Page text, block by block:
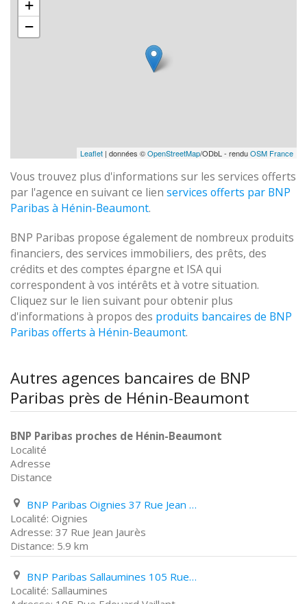
+
−
Leaflet | données ©OpenStreetMap/ODbL - renduOSM France
Vous trouvez plus d'informations sur les services offerts
par l'agence en suivant ce lien services offerts par BNP
Paribas à Hénin-Beaumont.
BNP Paribas propose également de nombreux produits
financiers, des services immobiliers, des prêts, des
crédits et des comptes épargne et ISA qui
correspondent à vos intérêts et à votre situation.
Cliquez sur le lien suivant pour obtenir plus
d'informations à propos des produits bancaires de BNP
Paribas offerts à Hénin-Beaumont.
Autres agences bancaires de BNP
Paribas près de Hénin-Beaumont
BNP Paribas proches de Hénin-Beaumont
Localité
Adresse
Distance
BNP Paribas Oignies 37 Rue Jean Jaurès
Oignies
37 Rue Jean Jaurès
5.9 km
BNP Paribas Sallaumines 105 Rue Edouard Vaillant
Sallaumines